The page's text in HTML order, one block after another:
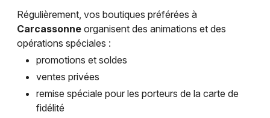
Régulièrement, vos boutiques préférées à
Carcassonne organisent des animations et des
opérations spéciales :
promotions et soldes
ventes privées
remise spéciale pour les porteurs de la carte de
fidélité